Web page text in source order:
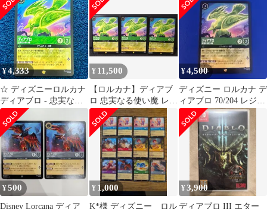
ナ
リー ノーマル
ブロ ロードオブテラー
/ NECA DIABLO 3
LORD OF TERROR
¥4,333
☆ ディズニーロルカナ
ディアブロ - 忠実なる
使い魔 レジェンダリー
70/204・JA・4 ☆
¥ 11,500
【ロルカナ】ディアブ
ロ 忠実なる使い魔 レジ
ェンダリー 3枚 70/204
逆襲のアースラ
¥4,500
ディズニー ロルカナ デ
ィアブロ 70/204 レジェ
ンダリー 忠実なる使い
魔
¥500
Disney Lorcana ディア
¥ 1,000
K*様 ディズニー ロル
¥3,900
ディアブロ III エター